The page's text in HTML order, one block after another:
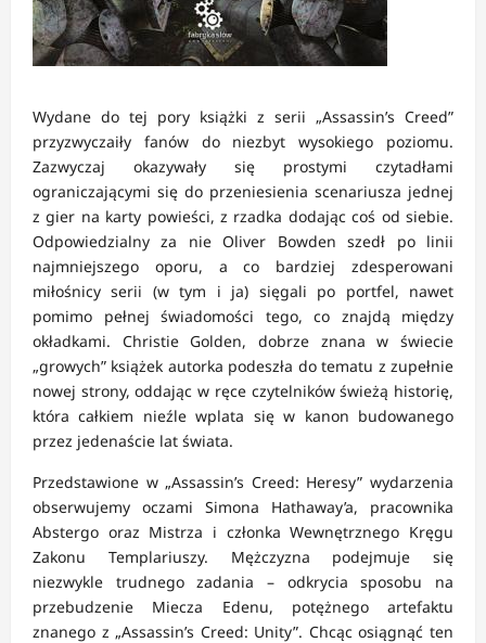
Wydane do tej pory książki z serii „Assassin’s Creed”
przyzwyczaiły fanów do niezbyt wysokiego poziomu.
Zazwyczaj okazywały się prostymi czytadłami
ograniczającymi się do przeniesienia scenariusza jednej
z gier na karty powieści, z rzadka dodając coś od siebie.
Odpowiedzialny za nie Oliver Bowden szedł po linii
najmniejszego oporu, a co bardziej zdesperowani
miłośnicy serii (w tym i ja) sięgali po portfel, nawet
pomimo pełnej świadomości tego, co znajdą między
okładkami. Christie Golden, dobrze znana w świecie
„growych” książek autorka podeszła do tematu z zupełnie
nowej strony, oddając w ręce czytelników świeżą historię,
która całkiem nieźle wplata się w kanon budowanego
przez jedenaście lat świata.
Przedstawione w „Assassin’s Creed: Heresy” wydarzenia
obserwujemy oczami Simona Hathaway’a, pracownika
Abstergo oraz Mistrza i członka Wewnętrznego Kręgu
Zakonu Templariuszy. Mężczyzna podejmuje się
niezwykle trudnego zadania – odkrycia sposobu na
przebudzenie Miecza Edenu, potężnego artefaktu
znanego z „Assassin’s Creed: Unity”. Chcąc osiągnąć ten